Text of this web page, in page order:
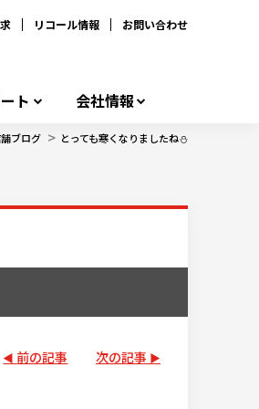
リコール情報 お問い合わせ
ト 会社情報
ブログ > とっても寒くなりましたね⛄
前の記事 次の記事